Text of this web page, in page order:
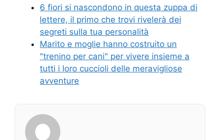
6 fiori si nascondono in questa zuppa di
lettere, il primo che trovi rivelerà dei
segreti sulla tua personalità
Marito e moglie hanno costruito un
"trenino per cani" per vivere insieme a
tutti i loro cuccioli delle meravigliose
avventure